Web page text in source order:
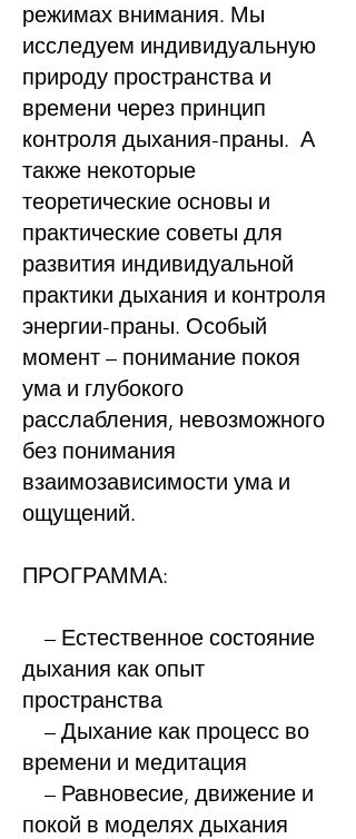
режимах внимания. Мы
исследуем индивидуальную
природу пространства и
времени через принцип
контроля дыхания-праны. А
также некоторые
теоретические основы и
практические советы для
развития индивидуальной
практики дыхания и контроля
энергии-праны. Особый
момент – понимание покоя
ума и глубокого
расслабления, невозможного
без понимания
взаимозависимости ума и
ощущений.
ПРОГРАММА:
– Естественное состояние
дыхания как опыт
пространства
– Дыхание как процесс во
времени и медитация
– Равновесие, движение и
покой в моделях дыхания